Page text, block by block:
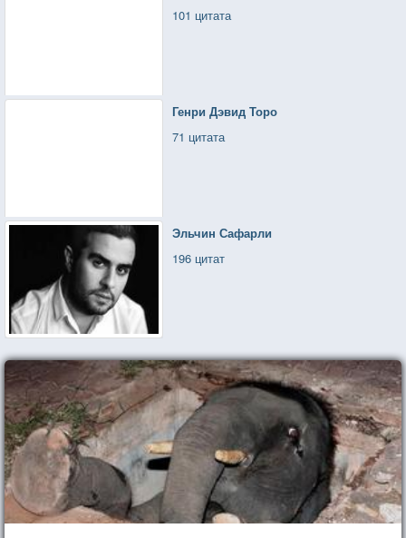
101 цитата
Генри Дэвид Торо
71 цитата
Эльчин Сафарли
196 цитат